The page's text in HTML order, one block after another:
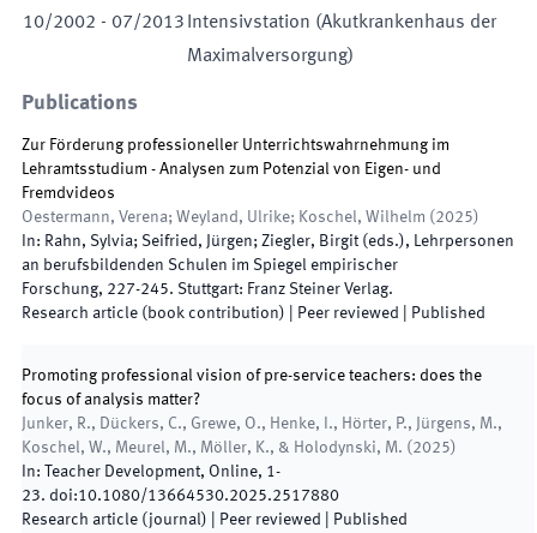
10/2002 - 07/2013 Intensivstation (Akutkrankenhaus der
Maximalversorgung)
Publications
Zur Förderung professioneller Unterrichtswahrnehmung im
Lehramtsstudium - Analysen zum Potenzial von Eigen- und
Fremdvideos
Oestermann, Verena; Weyland, Ulrike; Koschel, Wilhelm ( 2025)
In: Rahn, Sylvia; Seifried, Jürgen; Ziegler, Birgit (eds.), Lehrpersonen
an berufsbildenden Schulen im Spiegel empirischer
Forschung, 227-245. Stuttgart: Franz Steiner Verlag.
Research article (book contribution) | Peer reviewed Published
Promoting professional vision of pre-service teachers: does the
focus of analysis matter?
Junker, R., Dückers, C., Grewe, O., Henke, I., Hörter, P., Jürgens, M.,
Koschel, W., Meurel, M., Möller, K., & Holodynski, M. ( 2025)
In:
Teacher Development, Online, 1-
23. doi:10.1080/13664530.2025.2517880
Research article (journal) | Peer reviewed Published